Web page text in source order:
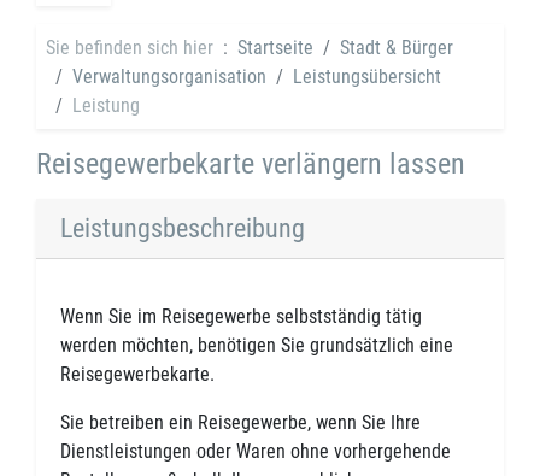
Sie befinden sich hier Startseite
Stadt & Bürger
Verwaltungsorganisation
Leistungsübersicht
Leistung
Reisegewerbekarte verlängern lassen
Leistungsbeschreibung
Wenn Sie im Reisegewerbe selbstständig tätig
werden möchten, benötigen Sie grundsätzlich eine
Reisegewerbekarte.
Sie betreiben ein Reisegewerbe, wenn Sie Ihre
Dienstleistungen oder Waren ohne vorhergehende